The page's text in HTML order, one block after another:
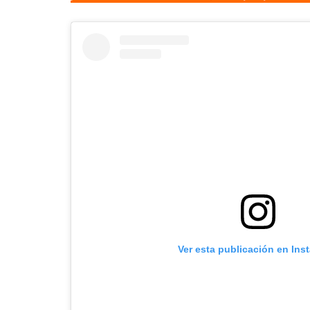
Ver esta publicación en